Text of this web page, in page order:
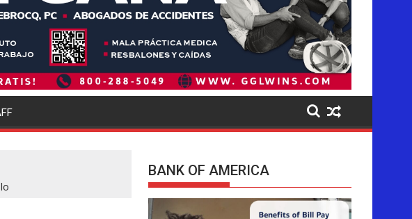
BANK OF AMERICA